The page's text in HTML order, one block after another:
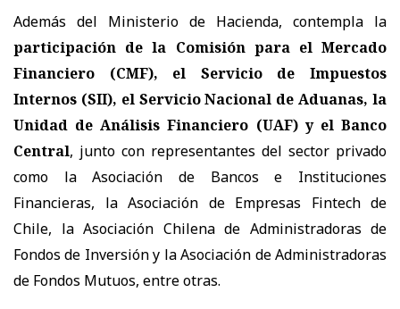
Además del Ministerio de Hacienda, contempla la
participación de la Comisión para el Mercado
Financiero (CMF), el Servicio de Impuestos
Internos (SII), el Servicio Nacional de Aduanas, la
Unidad de Análisis Financiero (UAF) y el Banco
Central, junto con representantes del sector privado
como la Asociación de Bancos e Instituciones
Financieras, la Asociación de Empresas Fintech de
Chile, la Asociación Chilena de Administradoras de
Fondos de Inversión y la Asociación de Administradoras
de Fondos Mutuos, entre otras.